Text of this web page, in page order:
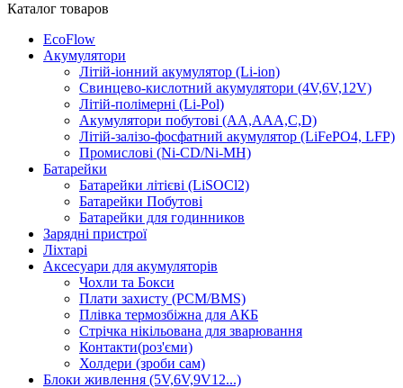
Каталог товаров
EcoFlow
Акумулятори
Літій-іонний акумулятор (Li-ion)
Свинцево-кислотний акумулятори (4V,6V,12V)
Літій-полімерні (Li-Pol)
Акумулятори побутові (AA,AAA,C,D)
Літій-залізо-фосфатний акумулятор (LiFePO4, LFP)
Промислові (Ni-CD/Ni-MH)
Батарейки
Батарейки літієві (LiSOCl2)
Батарейки Побутові
Батарейки для годинников
Зарядні пристрої
Ліхтарі
Аксесуари для акумуляторів
Чохли та Бокси
Плати захисту (PCM/BMS)
Плівка термозбіжна для АКБ
Стрічка нікільована для зварювання
Контакти(роз'єми)
Холдери (зроби сам)
Блоки живлення (5V,6V,9V12...)